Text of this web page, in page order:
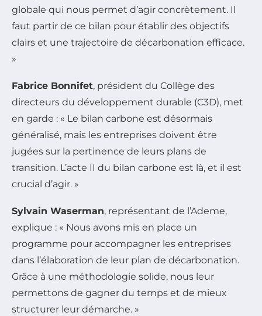
globale qui nous permet d’agir concrètement. Il
faut partir de ce bilan pour établir des objectifs
clairs et une trajectoire de décarbonation efficace.
»
Fabrice Bonnifet, président du Collège des
directeurs du développement durable (C3D), met
en garde : « Le bilan carbone est désormais
généralisé, mais les entreprises doivent être
jugées sur la pertinence de leurs plans de
transition. L’acte II du bilan carbone est là, et il est
crucial d’agir. »
Sylvain Waserman, représentant de l’Ademe,
explique : « Nous avons mis en place un
programme pour accompagner les entreprises
dans l’élaboration de leur plan de décarbonation.
Grâce à une méthodologie solide, nous leur
permettons de gagner du temps et de mieux
structurer leur démarche. »